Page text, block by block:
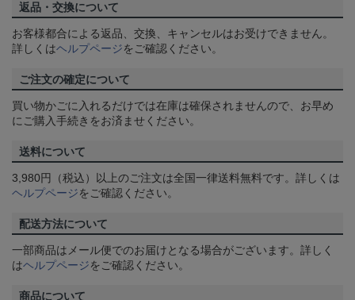
返品・交換について
お客様都合による返品、交換、キャンセルはお受けできません。
詳しくはヘルプページをご確認ください。
ご注文の確定について
買い物かごに入れるだけでは在庫は確保されませんので、お早め
にご購入手続きをお済ませください。
送料について
3,980円（税込）以上のご注文は全国一律送料無料です。詳しくは
ヘルプページをご確認ください。
配送方法について
一部商品はメール便でのお届けとなる場合がございます。詳しく
はヘルプページをご確認ください。
商品について